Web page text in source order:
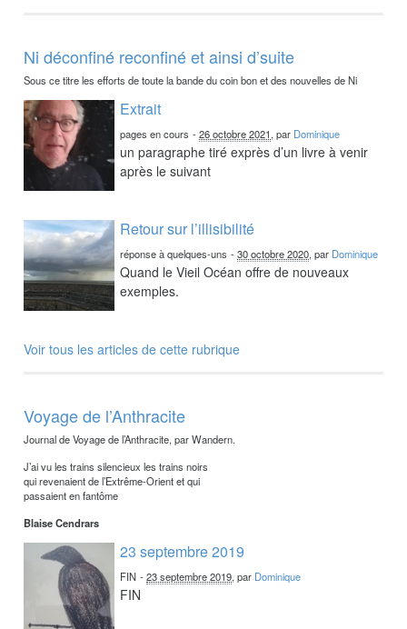
Ni déconfiné reconfiné et ainsi d’suite
Sous ce titre les efforts de toute la bande du coin bon et des nouvelles de Ni
Extrait
pages en cours -26 octobre 2021, par Dominique
un paragraphe tiré exprès d’un livre à venir
après le suivant
Retour sur l’illisibilité
réponse à quelques-uns -30 octobre 2020, par Dominique
Quand le Vieil Océan offre de nouveaux
exemples.
Voir tous les articles de cette rubrique
Voyage de l’Anthracite
Journal de Voyage de l’Anthracite, par Wandern.
J’ai vu les trains silencieux les trains noirs
qui revenaient de l’Extrême-Orient et qui
passaient en fantôme
Blaise Cendrars
23 septembre 2019
FIN -23 septembre 2019, par Dominique
FIN